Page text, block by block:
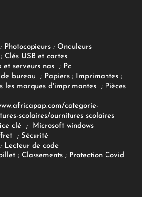
Photocopieurs; Onduleurs
; Clés USB et cartes
et serveurs nas ; Pc
de bureau ; Papiers; Imprimantes;
les marques d'imprimantes ; Pièces
categorie-
scolaires/ournitures scolaires
clé ;
Microsoft windows
; Sécurité
; Lecteur de code
; Classements ; Protection Covid